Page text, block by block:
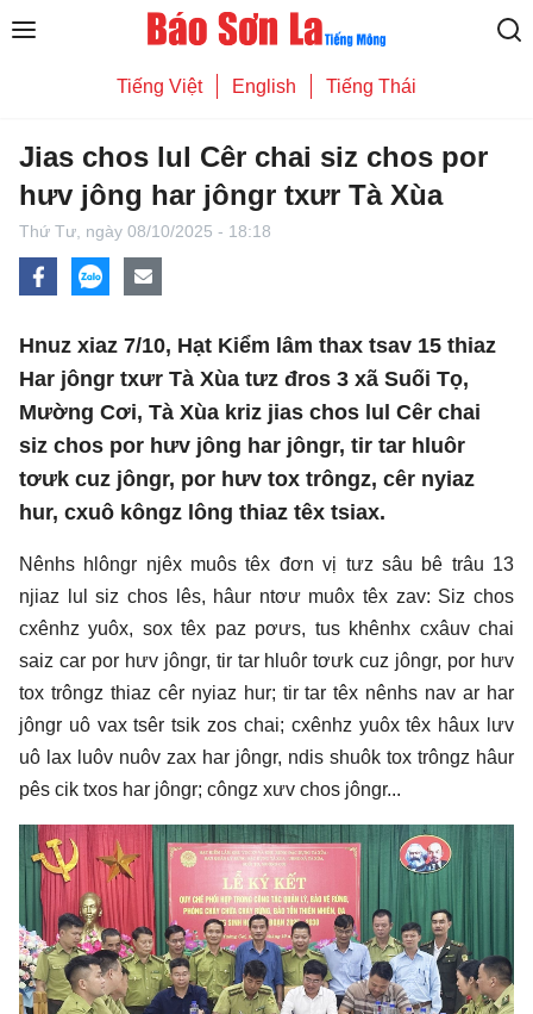
Tiếng Việt English Tiếng Thái
Jias chos lul Cêr chai siz chos por
hưv jông har jôngr txưr Tà Xùa
Thứ Tư, ngày 08/10/2025 - 18:18
Hnuz xiaz 7/10, Hạt Kiểm lâm thax tsav 15 thiaz
Har jôngr txưr Tà Xùa tưz đros 3 xã Suối Tọ,
Mường Cơi, Tà Xùa kriz jias chos lul Cêr chai
siz chos por hưv jông har jôngr, tir tar hluôr
tơưk cuz jôngr, por hưv tox trôngz, cêr nyiaz
hur, cxuô kôngz lông thiaz têx tsiax.
Nênhs hlôngr njêx muôs têx đơn vị tưz sâu bê trâu 13
njiaz lul siz chos lês, hâur ntơư muôx têx zav: Siz chos
cxênhz yuôx, sox têx paz pơưs, tus khênhx cxâuv chai
saiz car por hưv jôngr, tir tar hluôr tơưk cuz jôngr, por hưv
tox trôngz thiaz cêr nyiaz hur; tir tar têx nênhs nav ar har
jôngr uô vax tsêr tsik zos chai; cxênhz yuôx têx hâux lưv
uô lax luôv nuôv zax har jôngr, ndis shuôk tox trôngz hâur
pês cik txos har jôngr; côngz xưv chos jôngr...